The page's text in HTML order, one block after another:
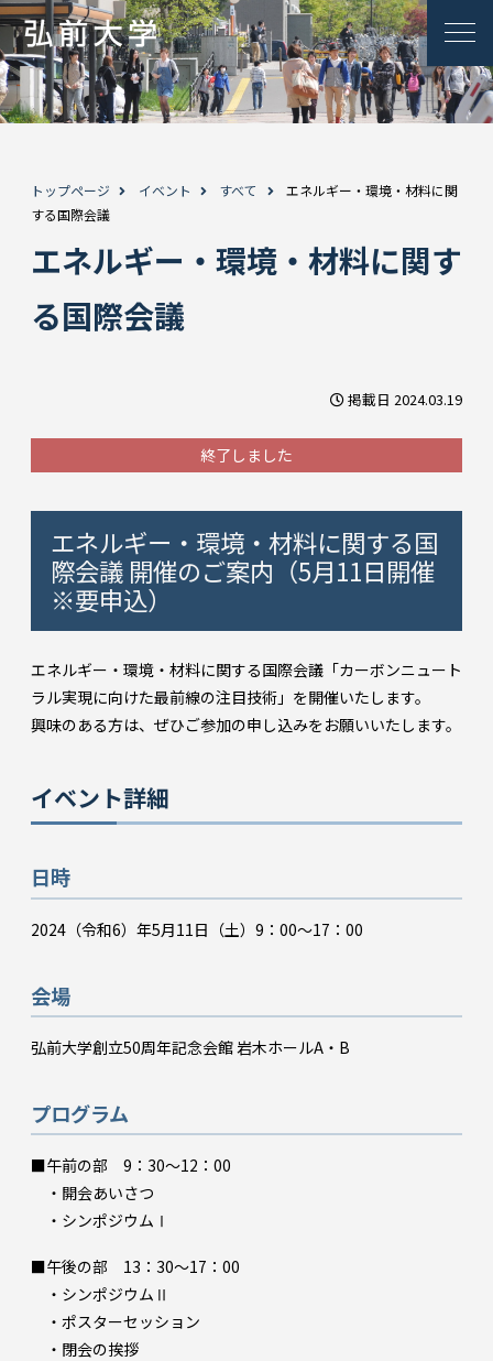
トップページ イベント すべて
エネルギー・環境・材料に関
する国際会議
エネルギー・環境・材料に関す
る国際会議
掲載日 2024.03.19
終了しました
エネルギー・環境・材料に関する国
際会議 開催のご案内（5月11日開催
※要申込）
エネルギー・環境・材料に関する国際会議「カーボンニュート
ラル実現に向けた最前線の注目技術」を開催いたします。
興味のある方は、ぜひご参加の申し込みをお願いいたします。
イベント詳細
日時
2024（令和6）年5月11日（土）9：00～17：00
会場
弘前大学創立50周年記念会館 岩木ホールA・B
プログラム
■午前の部 9：30～12：00
・開会あいさつ
・シンポジウムⅠ
■午後の部 13：30～17：00
・シンポジウムⅡ
・ポスターセッション
・閉会の挨拶